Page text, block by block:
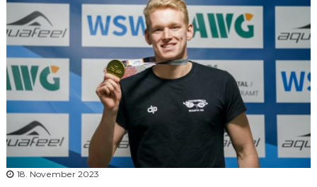
N
i
e
d
e
r
s
a
c
h
s
18. November 2023